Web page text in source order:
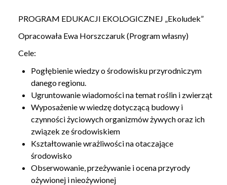
PROGRAM EDUKACJI EKOLOGICZNEJ „Ekoludek”
Opracowała Ewa Horszczaruk (Program własny)
Cele:
Pogłębienie wiedzy o środowisku przyrodniczym
danego regionu.
Ugruntowanie wiadomości na temat roślin i zwierząt
Wyposażenie w wiedzę dotyczącą budowy i
czynności życiowych organizmów żywych oraz ich
związek ze środowiskiem
Kształtowanie wrażliwości na otaczające
środowisko
Obserwowanie, przeżywanie i ocena przyrody
ożywionej i nieożywionej